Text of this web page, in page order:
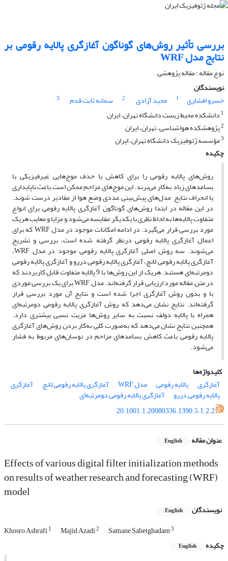
بررسی تأثیر روش‌های گوناگون آغازگری پالایه رقومی بر
نتایج مدل‌ WRF
نوع مقاله : مقاله پژوهشی‌
نویسندگان
خسرو افشاری
1 مجید آزادی 2 سمانه ثابت قدم
3
1 دانشکده محیط زیست دانشگاه تهران، ایران
2پژوهشکده هواشناسی، ‌تهران، ایران
3مؤسسه ژئوفیزیک دانشگاه تهران،‌ ایران
چکیده
روش‌های پالایه رقومی را برای کاهش یا حذف موج‌هایی غیرفیزیکی با
بسامدهای زیاد به‌کار می‌برند. این موج‌های مزاحم ممکن است باعث ناپایداری
یا انحراف نتایج مدل‌های پیش‌بینی عددی وضع هوا از مقادیر درست شوند.
در این مقاله در ابتدا روش‌های گوناگون آغازگری پالایه رقومی برای انواع
متفاوت پالایه‌ها به لحاظ نظری با یکدیگر مقایسه‌ می‌‌شود و مزایا و معایب هریک
مورد بررسی قرار می‌گیرد. در ادامه امکانات موجود در مدل WRF که برای
اعمال آغازگری پالایه رقومی درنظر گرفته شده ‌است، بررسی و تشریح
می‌شوند. سه روش اصلی آغازگری پالایه رقومی موجود در مدل WRF،
آغازگری پالایه رقومی لانچ، آغازگری پالایه رقومی ‌دررو و آغازگری پالایه رقومی
دومرتبه‌ای هستند. هریک از این روش‌ها با 9 پالایه متفاوت قابل کاربردند که
در متن مقاله مورد ارزیابی قرار گرفته‌اند. مدل WRF برای یک بررسی موردی
با و بدون روش آغازگری اجرا شده است و نتایج آن مورد بررسی قرار
گرفته‌اند. نتایج نشان می‌دهد که روش آغازگری پالایه رقومی دومرتبه‌ای
همراه با پالایه دولف نسبت به سایر روش‌ها مزیت نسبی بیشتری دارد.
همچنین نتایج نشان می‌دهد که به‌صورت کلی به‌کار بردن روش‌های آغازگری
پالایه رقومی باعث کاهش بسامدهای مزاحم در نوسان‌های مربوط به فشار
می‌شود.
کلیدواژه‌ها
آغازگری
پالایه رقومی مدل WRF آغازگری پالایه رقومی لانچ آغازگری
پالایه رقومی ‌دررو
آغازگری پالایه رقومی دومرتبه‌ای
20.1001.1.20080336.1390.5.1.2.2
عنوان مقاله English
Effects of various digital filter initialization methods
on results of weather research and forecasting (WRF)
model
نویسندگان English
Khosro Ashrafi1 Majid Azadi2 Samane Sabetghadam3
چکیده English